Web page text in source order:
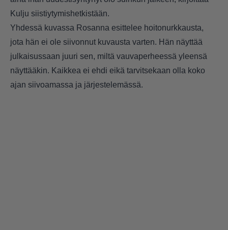
Kulju siistiytymishetkistään.
Yhdessä kuvassa Rosanna esittelee hoitonurkkausta,
jota hän ei ole siivonnut kuvausta varten. Hän näyttää
julkaisussaan juuri sen, miltä vauvaperheessä yleensä
näyttääkin. Kaikkea ei ehdi eikä tarvitsekaan olla koko
ajan siivoamassa ja järjestelemässä.